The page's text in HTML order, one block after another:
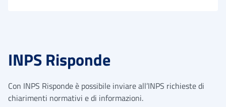
INPS Risponde
Con INPS Risponde è possibile inviare all’INPS richieste di
chiarimenti normativi e di informazioni.